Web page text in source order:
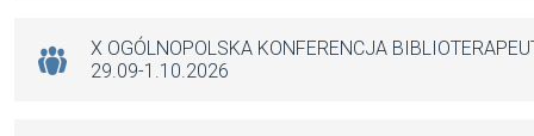
X OGÓLNOPOLSKA KONFERENCJA
29.09-1.10.2026